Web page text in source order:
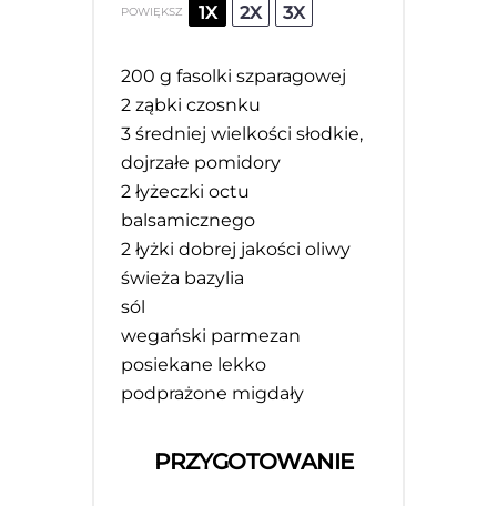
POWIĘKSZ 1X 2X 3X
200 g fasolki szparagowej
2 ząbki czosnku
3 średniej wielkości słodkie,
dojrzałe pomidory
2 łyżeczki octu
balsamicznego
2 łyżki dobrej jakości oliwy
świeża bazylia
sól
wegański parmezan
posiekane lekko
podprażone migdały
PRZYGOTOWANIE